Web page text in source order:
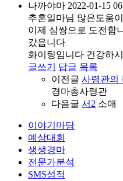
나까야마 2022-01-15
추혼일마님 많은도움
이제 삼쌍으로 도전함
갔읍니다
화이팅임니다 건강하
글쓰기
답글 목록
이전글 사령관의
경마총사령관
다음글 서2 소애
이야기마당
예상대회
생생경마
전문가분석
SMS성적